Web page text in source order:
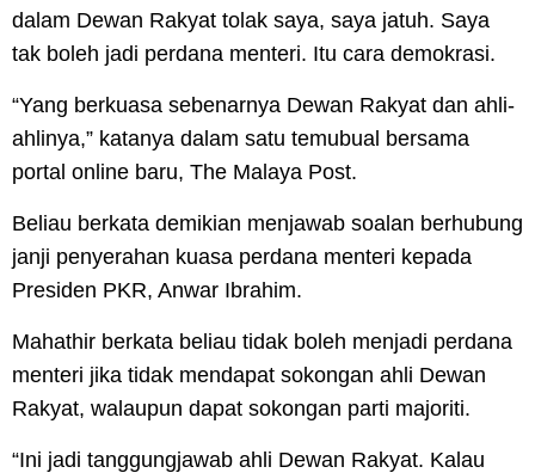
dalam Dewan Rakyat tolak saya, saya jatuh. Saya
tak boleh jadi perdana menteri. Itu cara demokrasi.
“Yang berkuasa sebenarnya Dewan Rakyat dan ahli-
ahlinya,” katanya dalam satu temubual bersama
portal online baru, The Malaya Post.
Beliau berkata demikian menjawab soalan berhubung
janji penyerahan kuasa perdana menteri kepada
Presiden PKR, Anwar Ibrahim.
Mahathir berkata beliau tidak boleh menjadi perdana
menteri jika tidak mendapat sokongan ahli Dewan
Rakyat, walaupun dapat sokongan parti majoriti.
“Ini jadi tanggungjawab ahli Dewan Rakyat. Kalau